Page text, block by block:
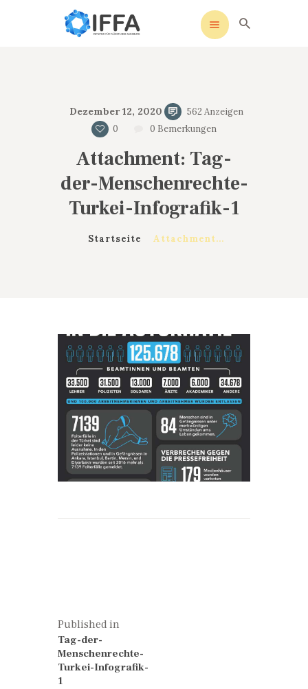
Dezember 12, 2020 562 Anzeigen
0
0 Bemerkungen
Attachment: Tag-
der-Menschenrechte-
Turkei-Infografik-1
Startseite Attachment...
UNSERE SATZUNG
SOZIALE MEDIEN
AKTIVITÄTEN
KONTAKT
DATENSCHUTZ
Published in
Tag-der-
Menschenrechte-
Turkei-Infografik-
1